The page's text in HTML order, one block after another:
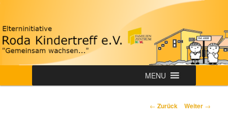
Zum
wechseln
Roda-Kindertreff e.V.
MENU
Beitrags-
← Zurück Weiter →